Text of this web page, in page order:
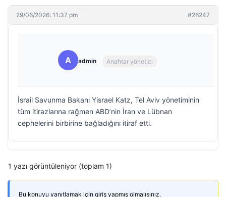
29/06/2026: 11:37 pm #26247
A admin Anahtar yönetici
İsrail Savunma Bakanı Yisrael Katz, Tel Aviv yönetiminin
tüm itirazlarına rağmen ABD’nin İran ve Lübnan
cephelerini birbirine bağladığını itiraf etti.
1 yazı görüntüleniyor (toplam 1)
Bu konuyu yanıtlamak için giriş yapmış olmalısınız.